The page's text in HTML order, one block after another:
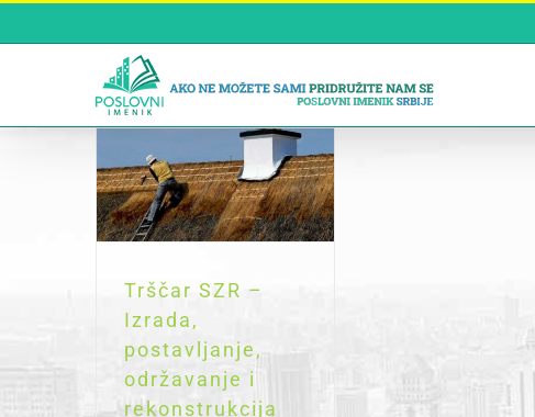
Trščar SZR –
Izrada,
postavljanje,
održavanje i
rekonstrukcija